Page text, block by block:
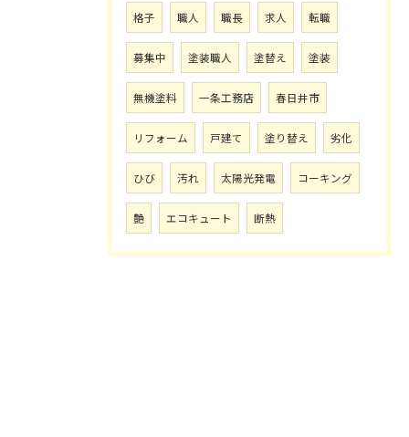
格子 職人 職長 求人 転職
募集中 塗装職人 塗替え 塗装
無機塗料 一条工務店 春日井市
リフォーム 戸建て 塗り替え 劣化
ひび 汚れ 太陽光発電 コーキング
艶 エコキュート 断熱